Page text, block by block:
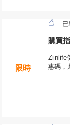
限時
已
購買
Ziinlife
惠碼，